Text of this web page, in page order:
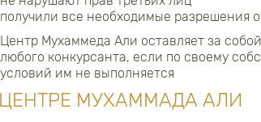
получили все необходимые разрешения
Центр Мухаммеда Али оставляет за
любого конкурсанта, если по своему
условий им не выполняется
МУХАММАДА АЛИ